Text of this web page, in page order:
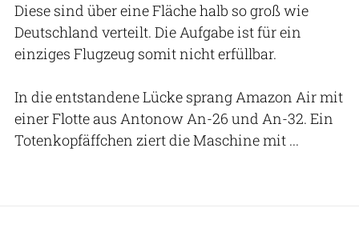
Diese sind über eine Fläche halb so groß wie
Deutschland verteilt. Die Aufgabe ist für ein
einziges Flugzeug somit nicht erfüllbar.
In die entstandene Lücke sprang Amazon Air mit
einer Flotte aus Antonow An-26 und An-32. Ein
Totenkopfäffchen ziert die Maschine mit ...